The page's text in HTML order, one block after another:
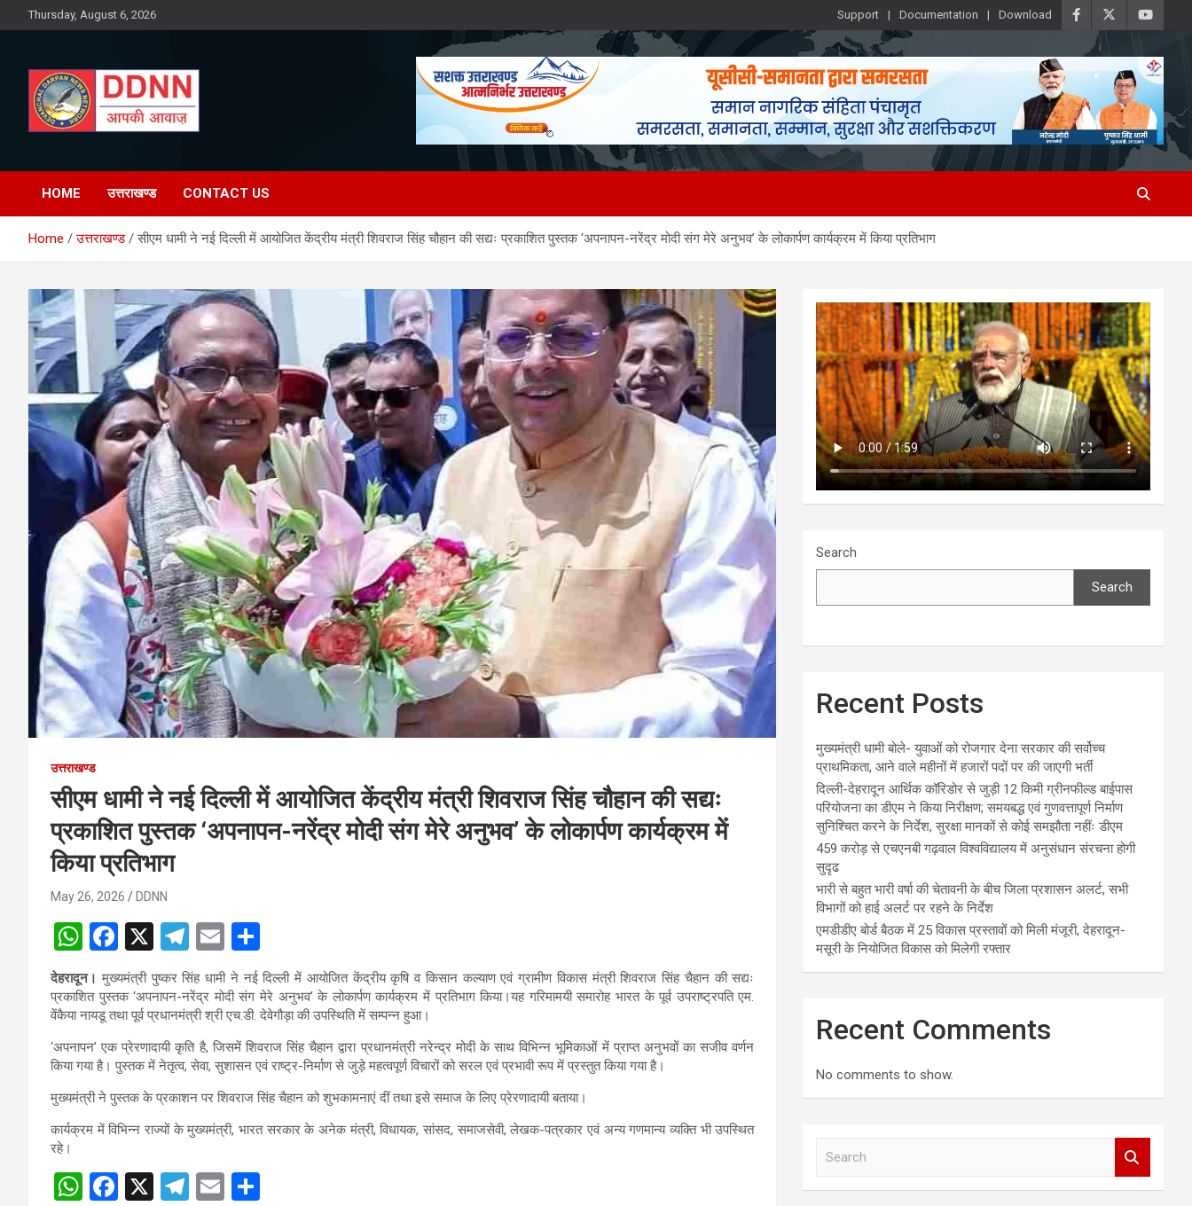
to
Thursday, August 6, 2026 Support Documentation Download
HOME उत्तराखण्ड CONTACT US
Home उत्तराखण्ड सीएम धामी ने नई दिल्ली में आयोजित केंद्रीय मंत्री शिवराज सिंह चौहान की सद्यः प्रकाशित पुस्तक ‘अपनापन-नरेंद्र मोदी संग मेरे अनुभव’ के लोकार्पण कार्यक्रम में किया प्रतिभाग
उत्तराखण्ड
सीएम धामी ने नई दिल्ली में आयोजित केंद्रीय मंत्री शिवराज सिंह चौहान की सद्यः
प्रकाशित पुस्तक ‘अपनापन-नरेंद्र मोदी संग मेरे अनुभव’ के लोकार्पण कार्यक्रम में
किया प्रतिभाग
May 26, 2026 DDNN
W
h
at
s
A
p
p
F
a
ce
b
o
o
k
X
T
el
e
gr
a
m
E
m
ail
h
ar
e
देहरादून। मुख्यमंत्री पुष्कर सिंह धामी ने नई दिल्ली में आयोजित केंद्रीय कृषि व किसान कल्याण एवं ग्रामीण विकास मंत्री शिवराज सिंह चैहान की सद्यः
प्रकाशित पुस्तक ‘अपनापन-नरेंद्र मोदी संग मेरे अनुभव’ के लोकार्पण कार्यक्रम में प्रतिभाग किया।यह गरिमामयी समारोह भारत के पूर्व उपराष्ट्रपति एम.
वेंकैया नायडू तथा पूर्व प्रधानमंत्री श्री एच.डी. देवेगौड़ा की उपस्थिति में सम्पन्न हुआ।
‘अपनापन’ एक प्रेरणादायी कृति है, जिसमें शिवराज सिंह चैहान द्वारा प्रधानमंत्री नरेन्द्र मोदी के साथ विभिन्न भूमिकाओं में प्राप्त अनुभवों का सजीव वर्णन
किया गया है। पुस्तक में नेतृत्व, सेवा, सुशासन एवं राष्ट्र-निर्माण से जुड़े महत्वपूर्ण विचारों को सरल एवं प्रभावी रूप में प्रस्तुत किया गया है।
मुख्यमंत्री ने पुस्तक के प्रकाशन पर शिवराज सिंह चैहान को शुभकामनाएं दीं तथा इसे समाज के लिए प्रेरणादायी बताया।
कार्यक्रम में विभिन्न राज्यों के मुख्यमंत्री, भारत सरकार के अनेक मंत्री, विधायक, सांसद, समाजसेवी, लेखक-पत्रकार एवं अन्य गणमान्य व्यक्ति भी उपस्थित
रहे।
Post
W F
X
T
E
Search
Search
Recent Posts
मुख्यमंत्री धामी बोले- युवाओं को रोजगार देना सरकार की सर्वोच्च
प्राथमिकता, आने वाले महीनों में हजारों पदों पर की जाएगी भर्ती
दिल्ली-देहरादून आर्थिक कॉरिडोर से जुड़ी 12 किमी ग्रीनफील्ड बाईपास
परियोजना का डीएम ने किया निरीक्षण; समयबद्ध एवं गुणवत्तापूर्ण निर्माण
सुनिश्चित करने के निर्देश, सुरक्षा मानकों से कोई समझौता नहींः डीएम
459 करोड़ से एचएनबी गढ़वाल विश्वविद्यालय में अनुसंधान संरचना होगी
सुदृढ
भारी से बहुत भारी वर्षा की चेतावनी के बीच जिला प्रशासन अलर्ट, सभी
विभागों को हाई अलर्ट पर रहने के निर्देश
एमडीडीए बोर्ड बैठक में 25 विकास प्रस्तावों को मिली मंजूरी, देहरादून-
मसूरी के नियोजित विकास को मिलेगी रफ्तार
Recent Comments
No comments to show.